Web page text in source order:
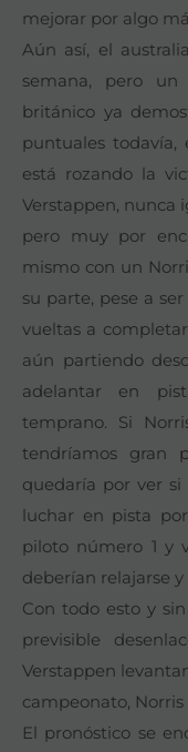
mejorar por algo
Aún así, el
semana, pero
británico ya
puntuales
está rozando la
Verstappen, nunca
pero muy por
mismo con un
su parte, pese a
vueltas a
aún partiendo
adelantar en
temprano. Si
tendríamos gran
quedaría por ver
luchar en pista
piloto número 1 y
deberían relajarse
Con todo esto y
previsible
Verstappen
campeonato, Norris
El pronóstico se